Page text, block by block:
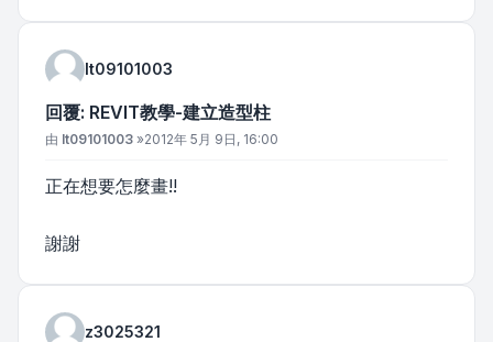
lt09101003
回覆: REVIT教學-建立造型柱
文章
由 lt09101003 »2012年 5月 9日, 16:00
正在想要怎麼畫!!
謝謝
z3025321